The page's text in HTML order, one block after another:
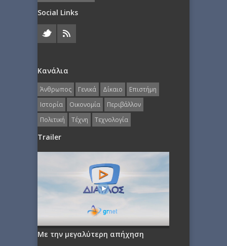
Social Links
Κανάλια
Άνθρωπος Γενικά Δίκαιο
Επιστήμη
Ιστορία
Οικονομία
Περιβάλλον
Πολιτική
Τέχνη Τεχνολογία
Trailer
Με την μεγαλύτερη απήχηση